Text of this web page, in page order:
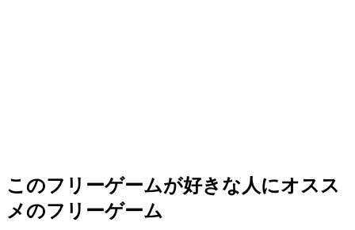
このフリーゲームが好きな人にオスス
メのフリーゲーム